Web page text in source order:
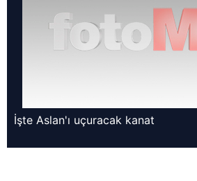
İşte Aslan'ı uçuracak kanat